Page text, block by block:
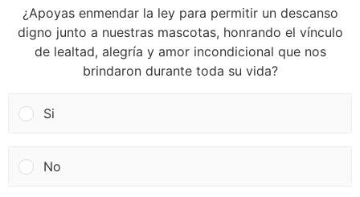
¿Apoyas enmendar la ley para permitir un descanso
digno junto a nuestras mascotas, honrando el vínculo
de lealtad, alegría y amor incondicional que nos
brindaron durante toda su vida?
Si
No